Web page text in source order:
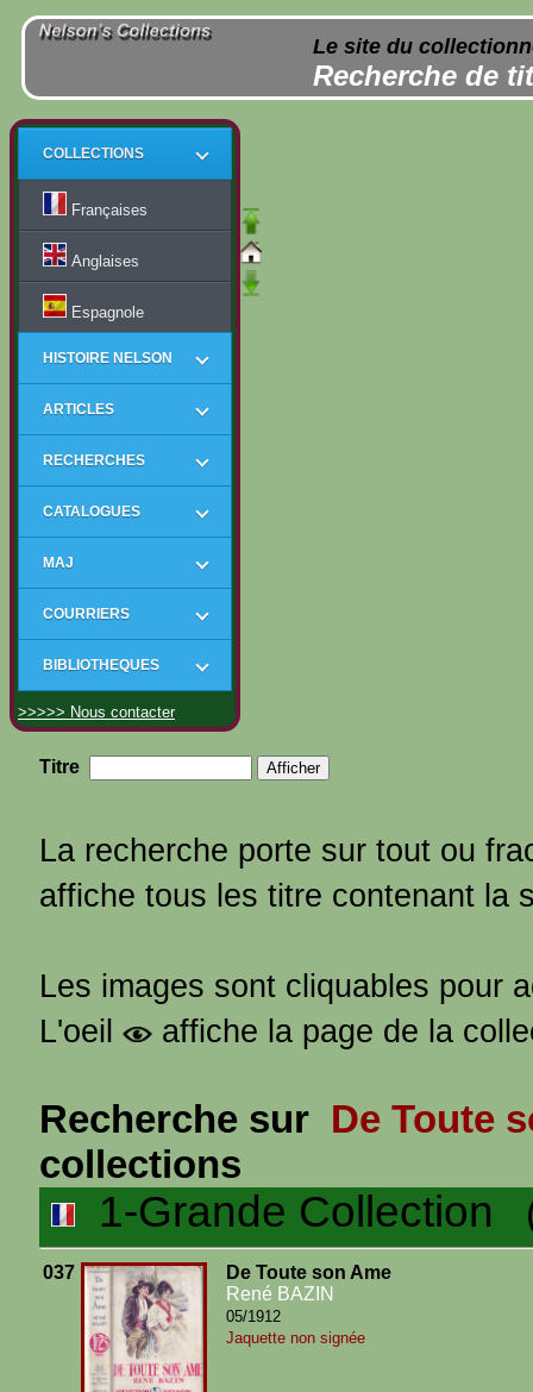
Le site du
Recherche de
COLLECTIONS
Françaises
Anglaises
Espagnole
HISTOIRE NELSON
ARTICLES
RECHERCHES
CATALOGUES
MAJ
COURRIERS
BIBLIOTHEQUES
>>>>> Nous contacter
Titre
La recherche porte sur tout ou
affiche tous les titre contenant la
Les images sont cliquables pour
L'oeil
affiche la page de la
Recherche sur De Toute
collections
1-Grande Collection
037
De Toute son Ame
René BAZIN
05/1912
Jaquette non signée